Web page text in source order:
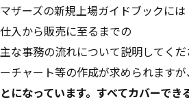
マザーズの新規上場ガイドブックに
仕入から販売に至るまでの
主な事務の流れについて説明してく
ーチャート等の作成が求められますが
とになっています。すべてカバーで